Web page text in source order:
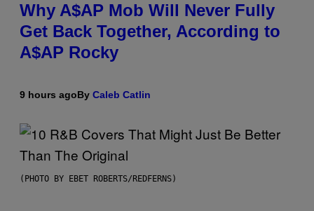
Why A$AP Mob Will Never Fully
Get Back Together, According to
A$AP Rocky
9 hours agoBy Caleb Catlin
(PHOTO BY EBET ROBERTS/REDFERNS)